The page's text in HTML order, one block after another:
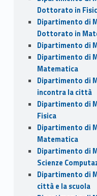
Dottorato in
Dipartimento di
Dottorato in
Dipartimento di
Dipartimento di
Matematica
Dipartimento di
incontra la città
Dipartimento di
Fisica
Dipartimento di
Matematica
Dipartimento di
Scienze
Dipartimento di
città e la scuola